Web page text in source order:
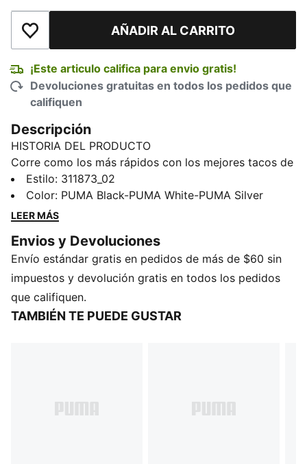
Añadir a la lista de deseosAÑADIR AL CARRITO
¡Este articulo califica para envio gratis!
Devoluciones gratuitas en todos los pedidos que
califiquen
Descripción
HISTORIA DEL PRODUCTO
Corre como los más rápidos con los mejores tacos de
atletismo de PUMA. La placa PEBAX de longitud
completa garantiza una propulsión explosiva, mientras
que el empeine sintético proporciona una sujeción
atrás a tus competidores.
DETALLES
Ancho regular
Empeine sintético
Cierre con cordones
Estilo: 311873_02
Color: PUMA Black-PUMA White-PUMA Silver
LEER MÁS
Envios y Devoluciones
Envío estándar gratis en pedidos de más de $60 sin
impuestos y devolución gratis en todos los pedidos
que califiquen.
TAMBIÉN TE PUEDE GUSTAR